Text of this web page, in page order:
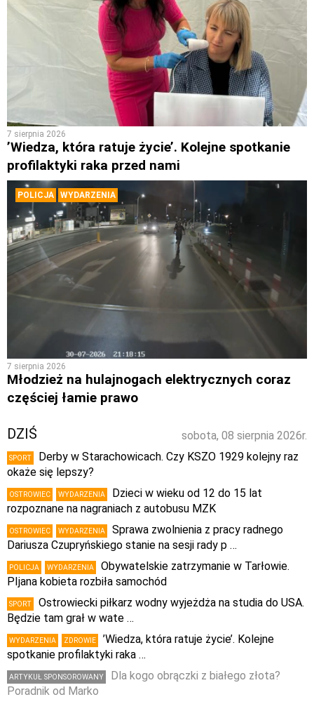
7 sierpnia 2026
’Wiedza, która ratuje życie’. Kolejne spotkanie
profilaktyki raka przed nami
POLICJA WYDARZENIA
7 sierpnia 2026
Młodzież na hulajnogach elektrycznych coraz
częściej łamie prawo
sobota, 08 sierpnia 2026r.
DZIŚ
SPORT
Derby w Starachowicach. Czy KSZO 1929 kolejny raz
okaże się lepszy?
OSTROWIEC WYDARZENIA
Dzieci w wieku od 12 do 15 lat
rozpoznane na nagraniach z autobusu MZK
OSTROWIEC WYDARZENIA
Sprawa zwolnienia z pracy radnego
Dariusza Czupryńskiego stanie na sesji rady p …
POLICJA WYDARZENIA
Obywatelskie zatrzymanie w Tarłowie.
PIjana kobieta rozbiła samochód
SPORT
Ostrowiecki piłkarz wodny wyjeżdża na studia do USA.
Będzie tam grał w wate …
WYDARZENIA ZDROWIE
’Wiedza, która ratuje życie’. Kolejne
spotkanie profilaktyki raka …
ARTYKUŁ SPONSOROWANY
Dla kogo obrączki z białego złota?
Poradnik od Marko